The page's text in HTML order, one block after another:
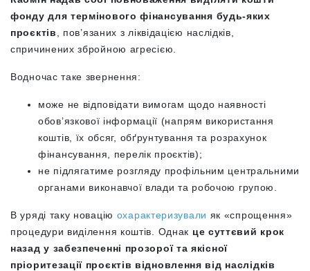
фонду для термінового фінансування будь-яких
проєктів
, пов’язаних з ліквідацією наслідків,
спричинених збройною агресією
Водночас таке звернення:
може не відповідати вимогам щодо наявності
обов’язкової інформації (напрям використання
коштів, їх обсяг, обґрунтування та розрахунок
фінансування, перелік проєктів);
не підлягатиме розгляду профільним центральними
органами виконавчої влади та робочою групою.
В уряді таку новацію охарактеризували як «спрощення»
процедури виділення коштів. Однак це суттєвий крок
назад у забезпеченні прозорої та якісної
пріоритезації проєктів відновлення від наслідків